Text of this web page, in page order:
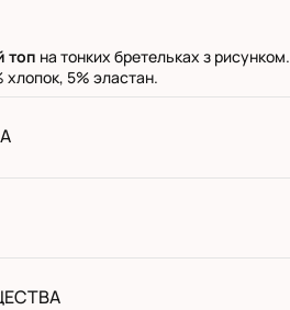
топ на тонких бретельках з рисунком.
5% эластан.
перевод